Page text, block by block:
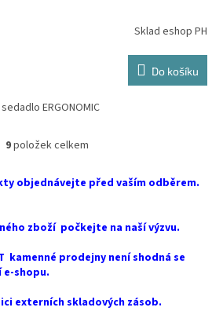
Sklad eshop PH
Do košíku
ERGONOMIC
O
l
a
í
p
v
9položek celkem
objednávejte před vaším odběrem.
zboží počkejte na naší výzvu.
kamenné prodejny není shodná se
shopu.
externích skladových zásob.